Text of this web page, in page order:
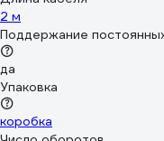
2 м
Поддержание
да
Упаковка
коробка